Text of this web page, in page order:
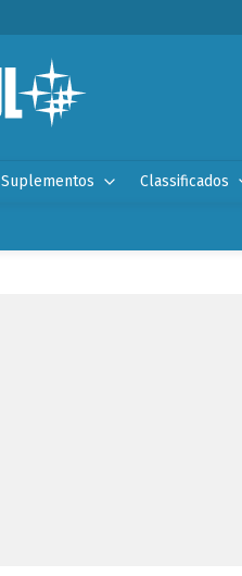
Suplementos Classificados